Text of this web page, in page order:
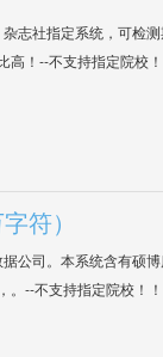
志社指定系统，可检测
！--不支持指定院校！
符）
公司。本系统含有硕
。--不支持指定院校！！